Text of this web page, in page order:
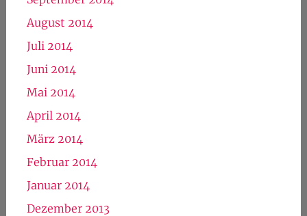
August 2014
Juli 2014
Juni 2014
Mai 2014
April 2014
März 2014
Februar 2014
Januar 2014
Dezember 2013